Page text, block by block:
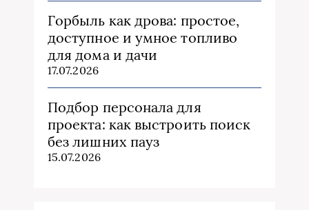
Горбыль как дрова: простое,
доступное и умное топливо
для дома и дачи
17.07.2026
Подбор персонала для
проекта: как выстроить поиск
без лишних пауз
15.07.2026